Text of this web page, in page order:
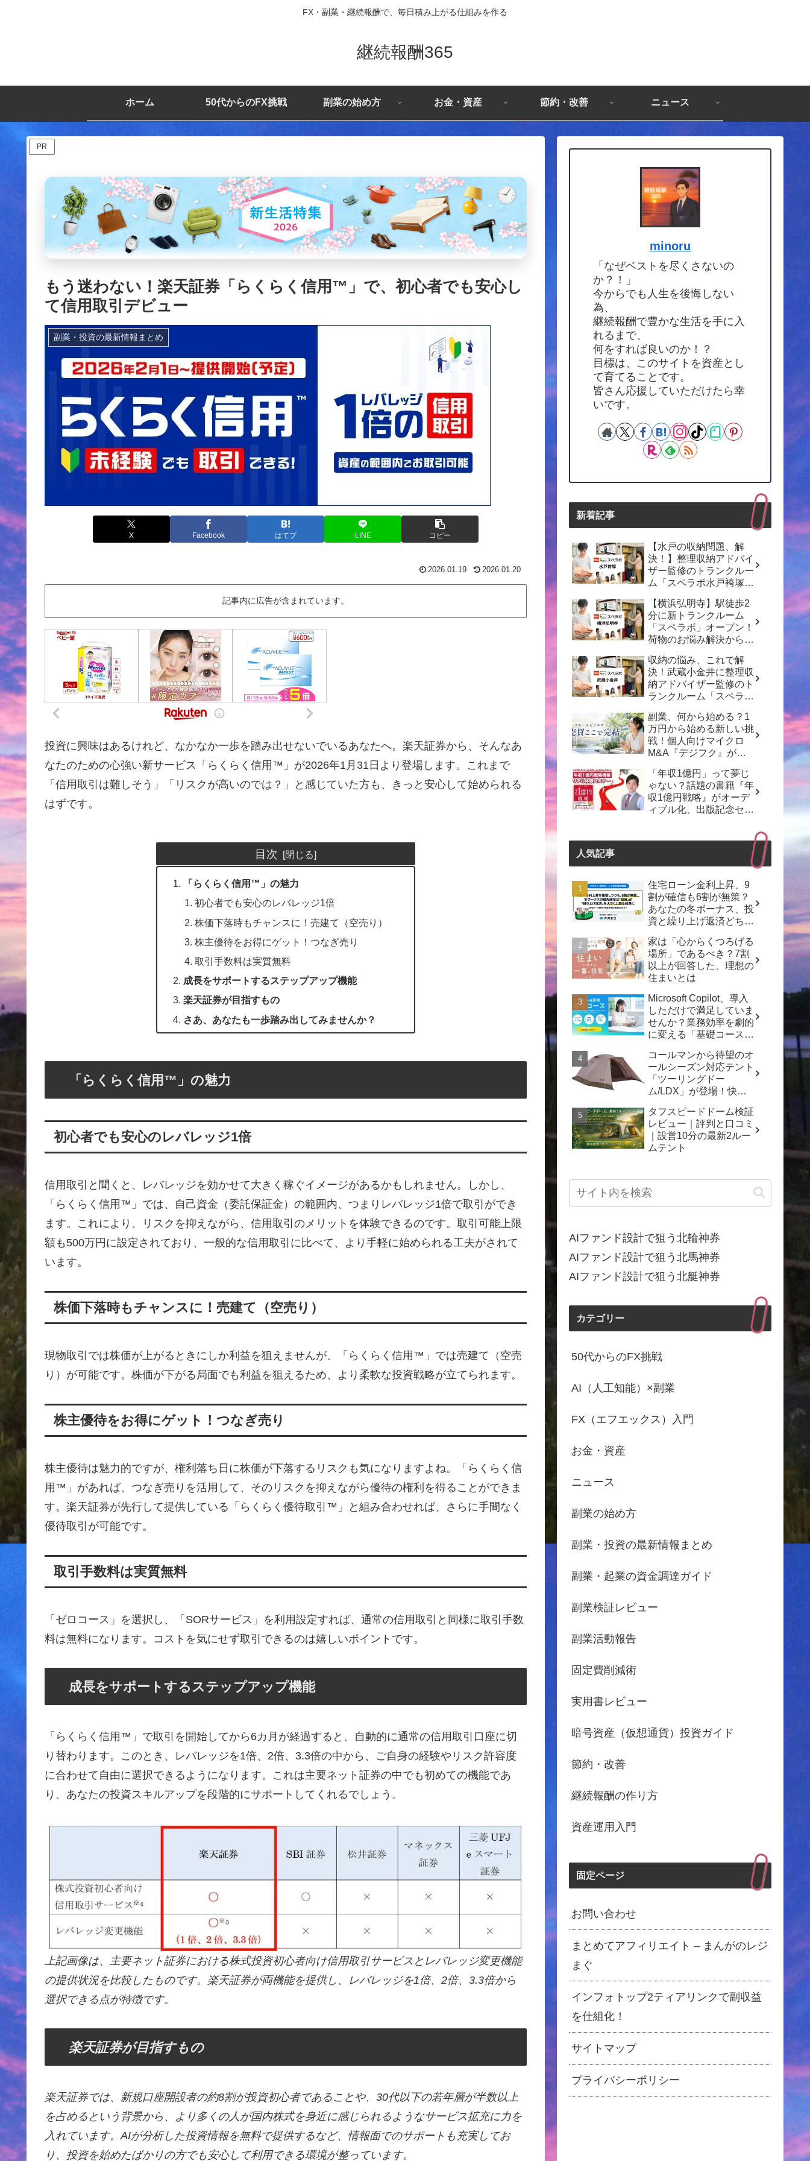
FX・副業・継続報酬で、毎日積み上がる仕組みを作る
継続報酬365
ホーム 50代からのFX挑戦 副業の始め方 お金・資産 節約・改善 ニュース
PR
もう迷わない！楽天証券「らくらく信用™」で、初心者でも安心し
て信用取引デビュー
副業・投資の最新情報まとめ
X Facebook はてブ LINE コピー
2026.01.19 2026.01.20
記事内に広告が含まれています。
投資に興味はあるけれど、なかなか一歩を踏み出せないでいるあなたへ。楽天証券から、そんなあ
なたのための心強い新サービス「らくらく信用™」が2026年1月31日より登場します。これまで
「信用取引は難しそう」「リスクが高いのでは？」と感じていた方も、きっと安心して始められる
はずです。
目次
「らくらく信用™」の魅力
初心者でも安心のレバレッジ1倍
株価下落時もチャンスに！売建て（空売り）
株主優待をお得にゲット！つなぎ売り
取引手数料は実質無料
成長をサポートするステップアップ機能
楽天証券が目指すもの
さあ、あなたも一歩踏み出してみませんか？
「らくらく信用™」の魅力
初心者でも安心のレバレッジ1倍
信用取引と聞くと、レバレッジを効かせて大きく稼ぐイメージがあるかもしれません。しかし、
「らくらく信用™」では、自己資金（委託保証金）の範囲内、つまりレバレッジ1倍で取引ができ
ます。これにより、リスクを抑えながら、信用取引のメリットを体験できるのです。取引可能上限
額も500万円に設定されており、一般的な信用取引に比べて、より手軽に始められる工夫がされて
います。
株価下落時もチャンスに！売建て（空売り）
現物取引では株価が上がるときにしか利益を狙えませんが、「らくらく信用™」では売建て（空売
り）が可能です。株価が下がる局面でも利益を狙えるため、より柔軟な投資戦略が立てられます。
株主優待をお得にゲット！つなぎ売り
株主優待は魅力的ですが、権利落ち日に株価が下落するリスクも気になりますよね。「らくらく信
用™」があれば、つなぎ売りを活用して、そのリスクを抑えながら優待の権利を得ることができま
す。楽天証券が先行して提供している「らくらく優待取引™」と組み合わせれば、さらに手間なく
優待取引が可能です。
取引手数料は実質無料
「ゼロコース」を選択し、「SORサービス」を利用設定すれば、通常の信用取引と同様に取引手数
料は無料になります。コストを気にせず取引できるのは嬉しいポイントです。
成長をサポートするステップアップ機能
「らくらく信用™」で取引を開始してから6カ月が経過すると、自動的に通常の信用取引口座に切
り替わります。このとき、レバレッジを1倍、2倍、3.3倍の中から、ご自身の経験やリスク許容度
に合わせて自由に選択できるようになります。これは主要ネット証券の中でも初めての機能であ
り、あなたの投資スキルアップを段階的にサポートしてくれるでしょう。
上記画像は、主要ネット証券における株式投資初心者向け信用取引サービスとレバレッジ変更機能
の提供状況を比較したものです。楽天証券が両機能を提供し、レバレッジを1倍、2倍、3.3倍から
選択できる点が特徴です。
楽天証券が目指すもの
楽天証券では、新規口座開設者の約8割が投資初心者であることや、30代以下の若年層が半数以上
を占めるという背景から、より多くの人が国内株式を身近に感じられるようなサービス拡充に力を
入れています。AIが分析した投資情報を無料で提供するなど、情報面でのサポートも充実してお
り、投資を始めたばかりの方でも安心して利用できる環境が整っています。
minoru
「なぜベストを尽くさないの
か？！」
今からでも人生を後悔しない
為、
継続報酬で豊かな生活を手に入
れるまで、
何をすれば良いのか！？
目標は、このサイトを資産とし
て育てることです。
皆さん応援していただけたら幸
いです。
新着記事
【水戸の収納問題、解
決！】整理収納アドバイ
ザー監修のトランクルー
ム「スペラボ水戸袴塚
【横浜弘明寺】駅徒歩2
分に新トランクルーム
「スペラボ」オープン！
荷物のお悩み解決から賢
収納の悩み、これで解
決！武蔵小金井に整理収
納アドバイザー監修のト
ランクルーム「スペラ
副業、何から始める？1
万円から始める新しい挑
戦！個人向けマイクロ
M&A『デジフク』が正
「年収1億円」って夢じ
ゃない？話題の書籍『年
収1億円戦略』がオーデ
ィブル化、出版記念セミ
人気記事
住宅ローン金利上昇、9
割が確信も6割が無策？
あなたの冬ボーナス、投
資と繰り上げ返済どちら
家は「心からくつろげる
場所」であるべき？7割
以上が回答した、理想の
住まいとは
Microsoft Copilot、導入
しただけで満足していま
せんか？業務効率を劇的
に変える「基礎コース」
よう！
コールマンから待望のオ
ールシーズン対応テント
「ツーリングドー
ム/LDX」が登場！快適
もう
タフスピードドーム検証
レビュー｜評判と口コミ
｜設営10分の最新2ルー
ムテント
AIファンド設計で狙う北輪神券
AIファンド設計で狙う北馬神券
AIファンド設計で狙う北艇神券
カテゴリー
50代からのFX挑戦
AI（人工知能）×副業
FX（エフエックス）入門
お金・資産
ニュース
副業の始め方
副業・投資の最新情報まとめ
副業・起業の資金調達ガイド
副業検証レビュー
副業活動報告
固定費削減術
実用書レビュー
暗号資産（仮想通貨）投資ガイド
節約・改善
継続報酬の作り方
資産運用入門
固定ページ
お問い合わせ
まとめてアフィリエイト – まんがのレジ
まぐ
インフォトップ2ティアリンクで副収益
を仕組化！
サイトマップ
プライバシーポリシー